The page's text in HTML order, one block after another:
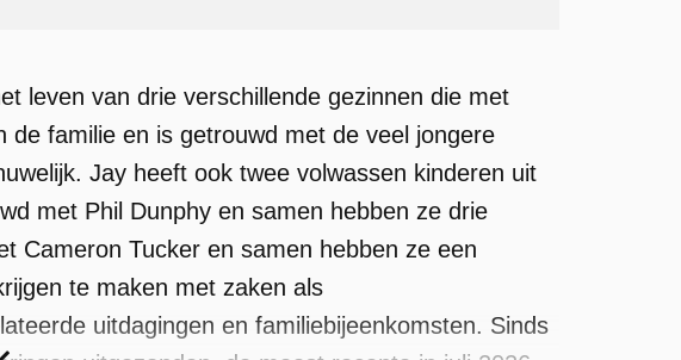
leven van drie verschillende gezinnen die met
familie en is getrouwd met de veel jongere
Jay heeft ook twee volwassen kinderen uit
met Phil Dunphy en samen hebben ze drie
Cameron Tucker en samen hebben ze een
te maken met zaken als
uitdagingen en familiebijeenkomsten. Sinds